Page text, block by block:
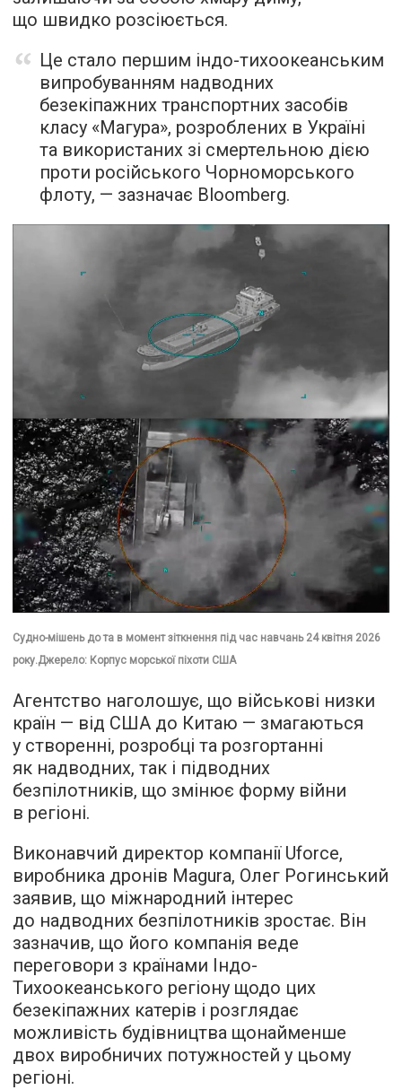
що швидко розсіюється.
Це стало першим індо-тихоокеанським
випробуванням надводних
безекіпажних транспортних засобів
класу «Магура», розроблених в Україні
та використаних зі смертельною дією
проти російського Чорноморського
флоту, — зазначає Bloomberg.
Судно-мішень до та в момент зіткнення під час навчань 24 квітня 2026
року.Джерело: Корпус морської піхоти США
Агентство наголошує, що військові низки
країн — від США до Китаю — змагаються
у створенні, розробці та розгортанні
як надводних, так і підводних
безпілотників, що змінює форму війни
в регіоні.
Виконавчий директор компанії Uforce,
виробника дронів Magura, Олег Рогинський
заявив, що міжнародний інтерес
до надводних безпілотників зростає. Він
зазначив, що його компанія веде
переговори з країнами Індо-
Тихоокеанського регіону щодо цих
безекіпажних катерів і розглядає
можливість будівництва щонайменше
двох виробничих потужностей у цьому
регіоні.